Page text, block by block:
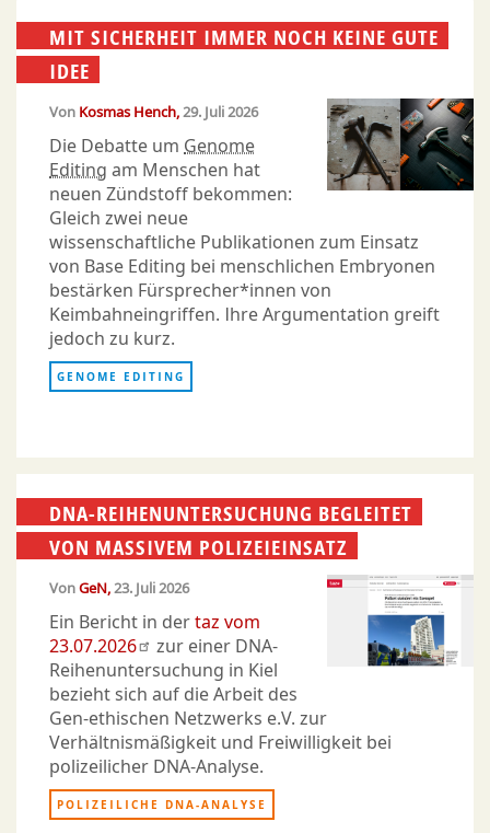
MIT SICHERHEIT IMMER NOCH KEINE GUTE
IDEE
Von Kosmas Hench 29. Juli 2026
Die Debatte um Genome
Editing am Menschen hat
neuen Zündstoff bekommen:
Gleich zwei neue
wissenschaftliche Publikationen zum Einsatz
von Base Editing bei menschlichen Embryonen
bestärken Fürsprecher*innen von
Keimbahneingriffen. Ihre Argumentation greift
jedoch zu kurz.
GENOME EDITING
DNA-REIHENUNTERSUCHUNG BEGLEITET
VON MASSIVEM POLIZEIEINSATZ
VonGeN 23. Juli 2026
Ein Bericht in dertaz vom
23.07.2026
zur einer DNA-
Reihenuntersuchung in Kiel
bezieht sich auf die Arbeit des
Gen-ethischen Netzwerks e.V. zur
Verhältnismäßigkeit und Freiwilligkeit bei
polizeilicher DNA-Analyse.
POLIZEILICHE DNA-ANALYSE